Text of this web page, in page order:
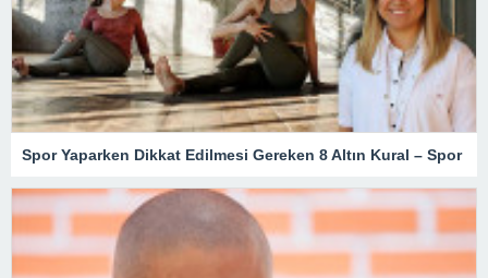
Spor Yaparken Dikkat Edilmesi Gereken 8 Altın Kural – Spor